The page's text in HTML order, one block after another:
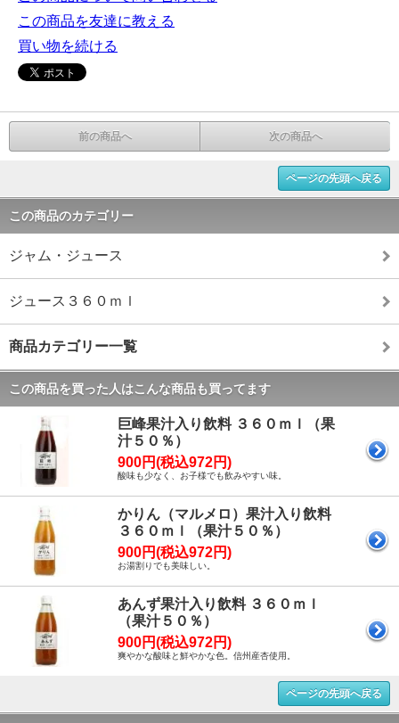
この商品を友達に教える
買い物を続ける
前の商品へ 次の商品へ
ページの先頭へ戻る
この商品のカテゴリー
ジャム・ジュース
ジュース３６０ｍｌ
商品カテゴリー一覧
この商品を買った人はこんな商品も買ってます
巨峰果汁入り飲料 ３６０ｍｌ（果
汁５０％）
900円(税込972円)
酸味も少なく、お子様でも飲みやすい味。
かりん（マルメロ）果汁入り飲料
３６０ｍｌ（果汁５０％）
900円(税込972円)
お湯割りでも美味しい。
あんず果汁入り飲料 ３６０ｍｌ
（果汁５０％）
900円(税込972円)
爽やかな酸味と鮮やかな色。信州産杏使用。
ページの先頭へ戻る